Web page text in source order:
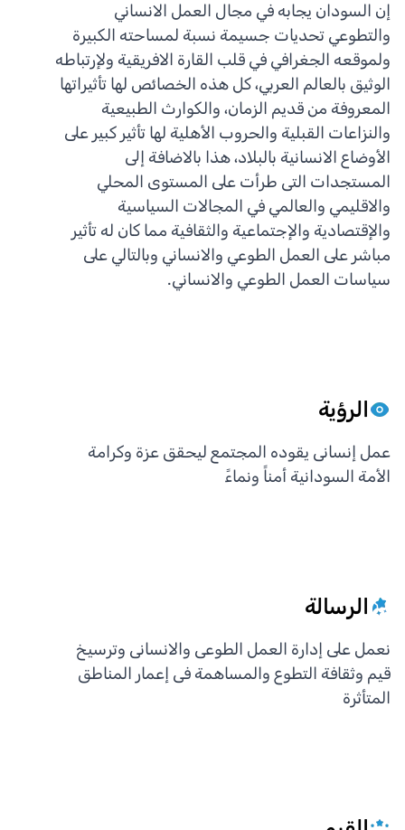
إن السودان يجابه في مجال العمل الانساني
والتطوعي تحديات جسيمة نسبة لمساحته الكبيرة
ولموقعه الجغرافي في قلب القارة الافريقية ولإرتباطه
الوثيق بالعالم العربي، كل هذه الخصائص لها تأثيراتها
المعروفة من قديم الزمان، والكوارث الطبيعية
والنزاعات القبلية والحروب الأهلية لها تأثير كبير على
الأوضاع الانسانية بالبلاد، هذا بالاضافة إلى
المستجدات التى طرأت على المستوى المحلي
والاقليمي والعالمي في المجالات السياسية
والإقتصادية والإجتماعية والثقافية مما كان له تأثير
مباشر على العمل الطوعي والانساني وبالتالي على
سياسات العمل الطوعي والانساني.
الرؤية
عمل إنسانى يقوده المجتمع ليحقق عزة وكرامة
الأمة السودانية أمناً ونماءً
الرسالة
نعمل على إدارة العمل الطوعى والانسانى وترسيخ
قيم وثقافة التطوع والمساهمة فى إعمار المناطق
المتأثرة